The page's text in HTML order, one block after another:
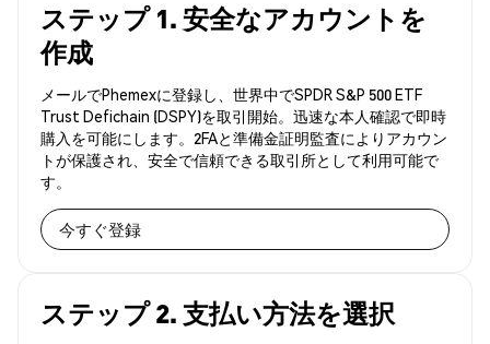
ステップ 1. 安全なアカウントを
作成
メールでPhemexに登録し、世界中でSPDR S&P 500 ETF
Trust Defichain (DSPY)を取引開始。迅速な本人確認で即時
購入を可能にします。2FAと準備金証明監査によりアカウン
トが保護され、安全で信頼できる取引所として利用可能で
す。
今すぐ登録
ステップ 2. 支払い方法を選択